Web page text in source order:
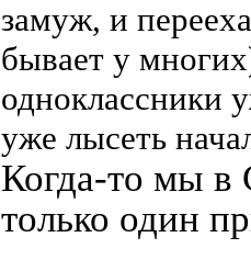
замуж, и
бывает у
одноклассники
уже лысеть
Когда-то мы в
только один